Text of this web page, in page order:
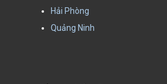
Hải Phòng
Quảng Ninh